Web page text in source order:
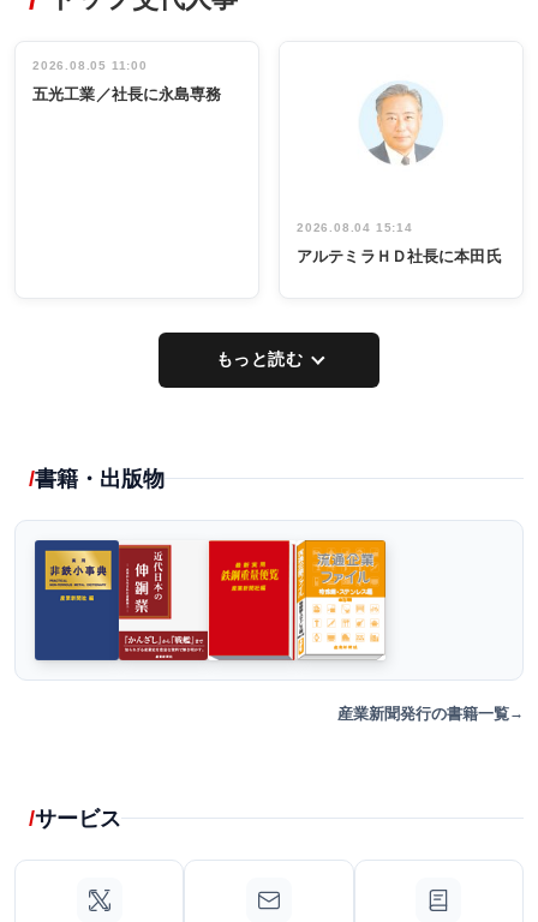
インタビュ
ー／社内ア
祝う 業界関
係者ら220人
出席
2026.08.05 11:00
五光工業／社長に永島専務
2026.08.04 15:14
アルテミラＨＤ社長に本田氏
もっと読む
書籍・出版物
産業新聞発行の書籍一覧
サービス